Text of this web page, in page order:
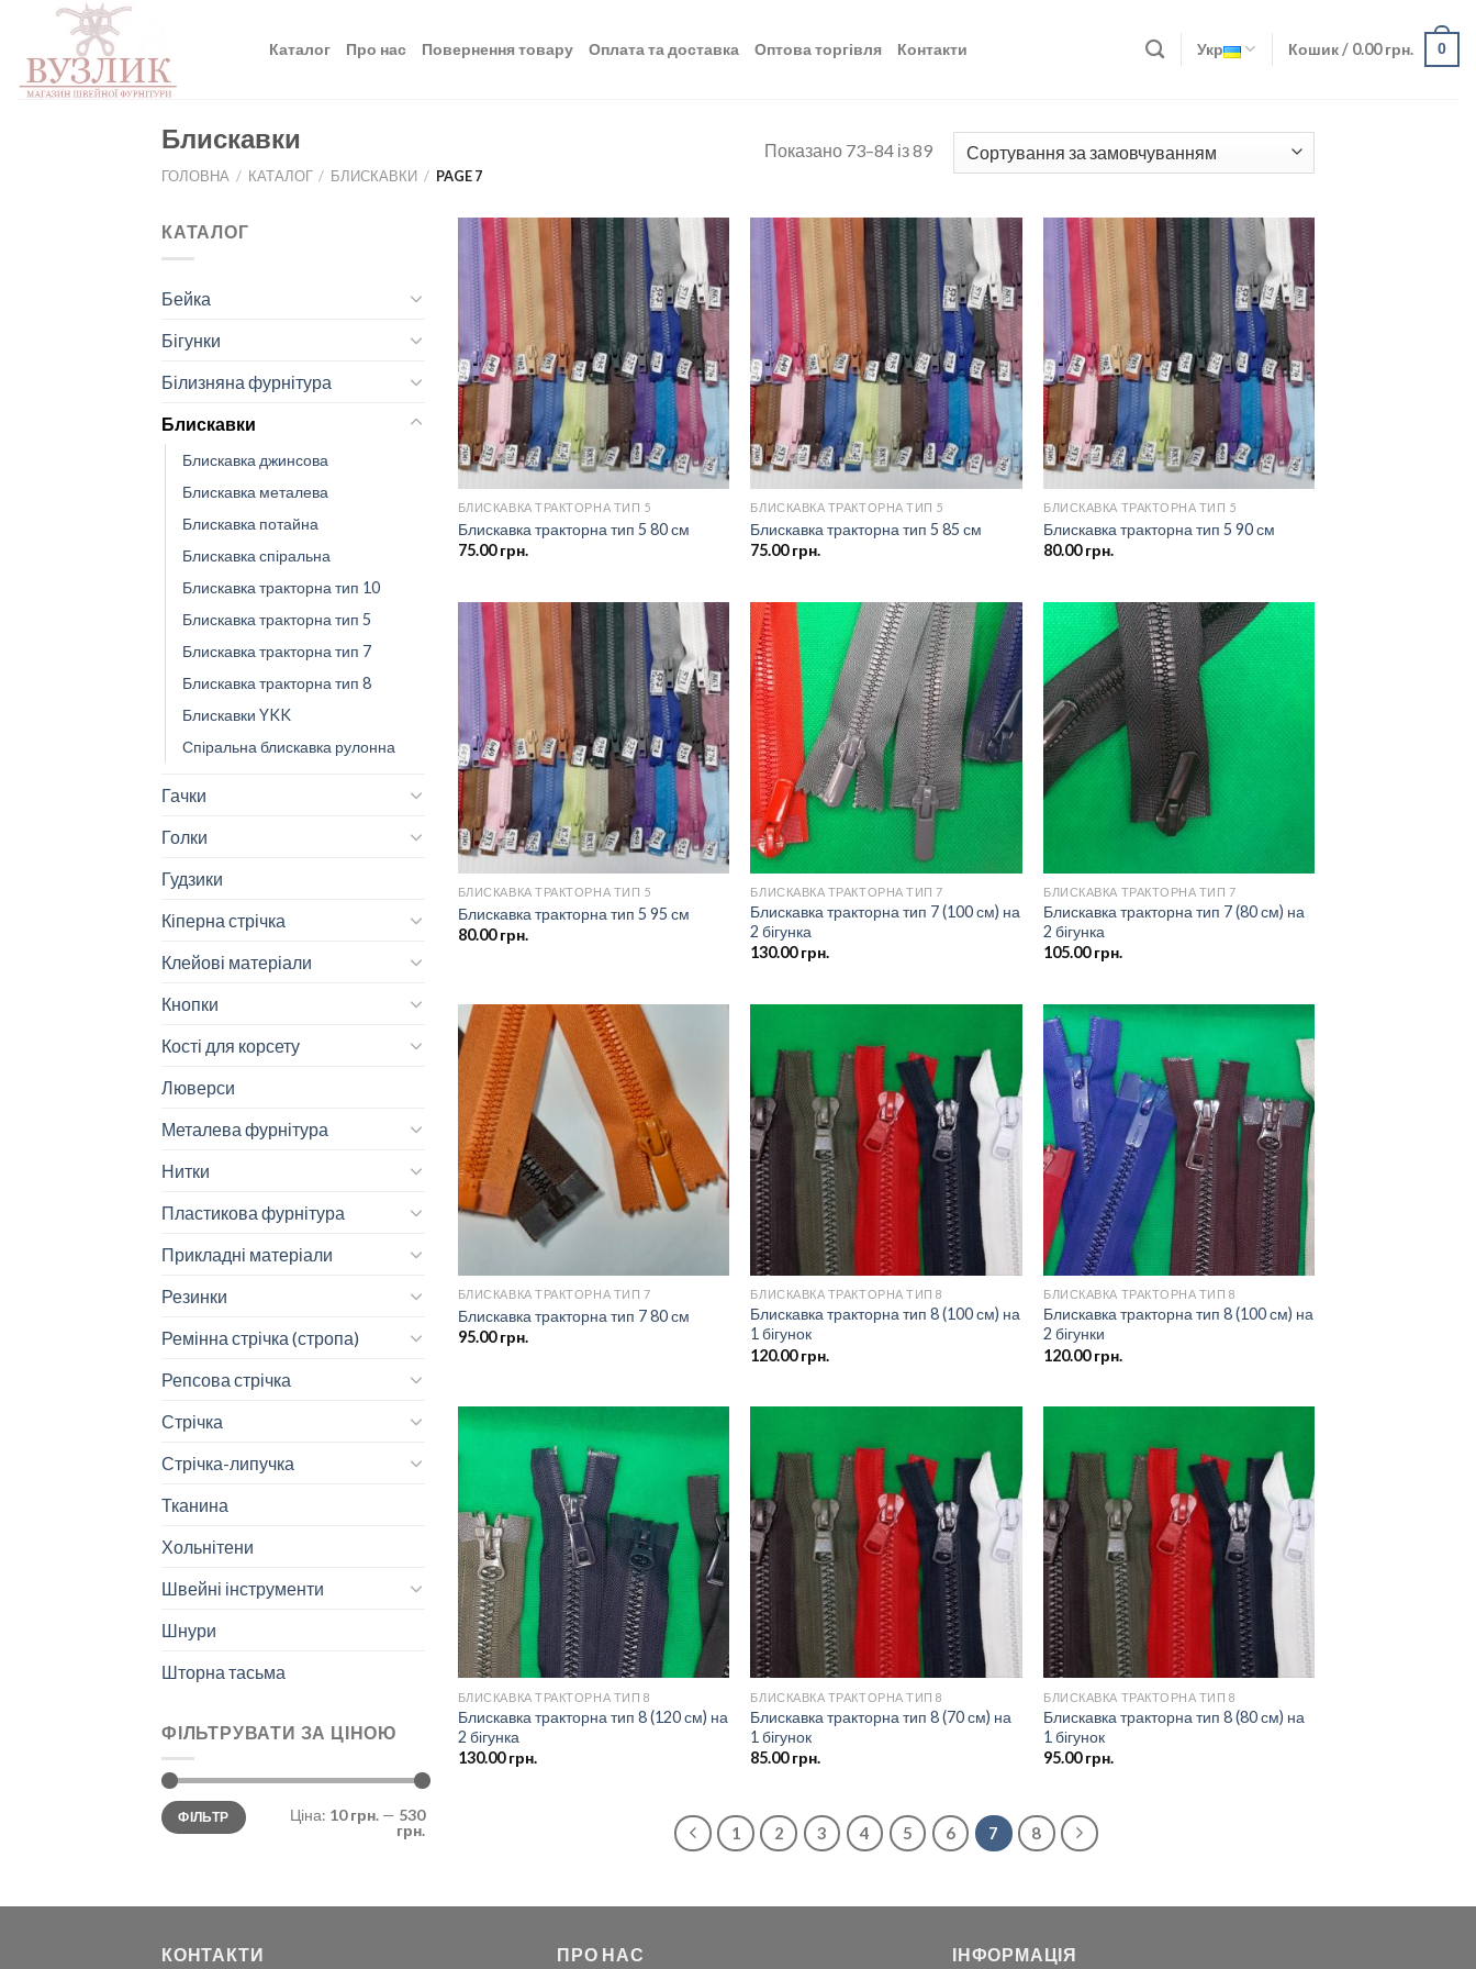
content
Каталог Про нас Повернення товару Оплата та доставка Оптова торгівля Контакти Укр Кошик / 0.00грн. 0
Блискавки
ГОЛОВНА / КАТАЛОГ / БЛИСКАВКИ / PAGE 7
Показано 73–84 із 89
КАТАЛОГ
Бейка
Бігунки
Білизняна фурнітура
Блискавки
Блискавка джинсова
Блискавка металева
Блискавка потайна
Блискавка спіральна
Блискавка тракторна тип 10
Блискавка тракторна тип 5
Блискавка тракторна тип 7
Блискавка тракторна тип 8
Блискавки YKK
Спіральна блискавка рулонна
Гачки
Голки
Гудзики
Кіперна стрічка
Клейові матеріали
Кнопки
Кості для корсету
Люверси
Металева фурнітура
Нитки
Пластикова фурнітура
Прикладні матеріали
Резинки
Ремінна стрічка (стропа)
Репсова стрічка
Стрічка
Стрічка-липучка
Тканина
Хольнітени
Швейні інструменти
Шнури
Шторна тасьма
ФІЛЬТРУВАТИ ЗА ЦІНОЮ
Min
price
Max
priceФІЛЬТР Ціна: 10 грн. — 530
грн.
Додати
до
списку
бажань
БЛИСКАВКА ТРАКТОРНА ТИП 5
Блискавка тракторна тип 5 80 см
75.00грн.
Додати
до
списку
бажань
БЛИСКАВКА ТРАКТОРНА ТИП 5
Блискавка тракторна тип 5 85 см
75.00грн.
Додати
до
списку
бажань
БЛИСКАВКА ТРАКТОРНА ТИП 5
Блискавка тракторна тип 5 90 см
80.00грн.
Додати
до
списку
бажань
БЛИСКАВКА ТРАКТОРНА ТИП 5
Блискавка тракторна тип 5 95 см
80.00грн.
Додати
до
списку
бажань
БЛИСКАВКА ТРАКТОРНА ТИП 7
Блискавка тракторна тип 7 (100 см) на
2 бігунка
130.00грн.
Додати
до
списку
бажань
БЛИСКАВКА ТРАКТОРНА ТИП 7
Блискавка тракторна тип 7 (80 см) на
2 бігунка
105.00грн.
Додати
списку
бажань
БЛИСКАВКА ТРАКТОРНА ТИП 7
Блискавка тракторна тип 7 80 см
95.00грн.
Додати
списку
бажань
БЛИСКАВКА ТРАКТОРНА ТИП 8
Блискавка тракторна тип 8 (100 см) на
1 бігунок
120.00грн.
списку
бажань
БЛИСКАВКА ТРАКТОРНА ТИП 8
Блискавка тракторна тип 8 (100 см) на
2 бігунки
120.00грн.
Додати
до
списку
бажань
БЛИСКАВКА ТРАКТОРНА ТИП 8
Блискавка тракторна тип 8 (120 см) на
2 бігунка
130.00грн.
Додати
списку
бажань
БЛИСКАВКА ТРАКТОРНА ТИП 8
Блискавка тракторна тип 8 (70 см) на
1 бігунок
85.00грн.
Додати
списку
бажань
БЛИСКАВКА ТРАКТОРНА ТИП 8
Блискавка тракторна тип 8 (80 см) на
1 бігунок
95.00грн.
1 2 3 4 5 6 7 8
КОНТАКТИ ПРО НАС ІНФОРМАЦІЯ